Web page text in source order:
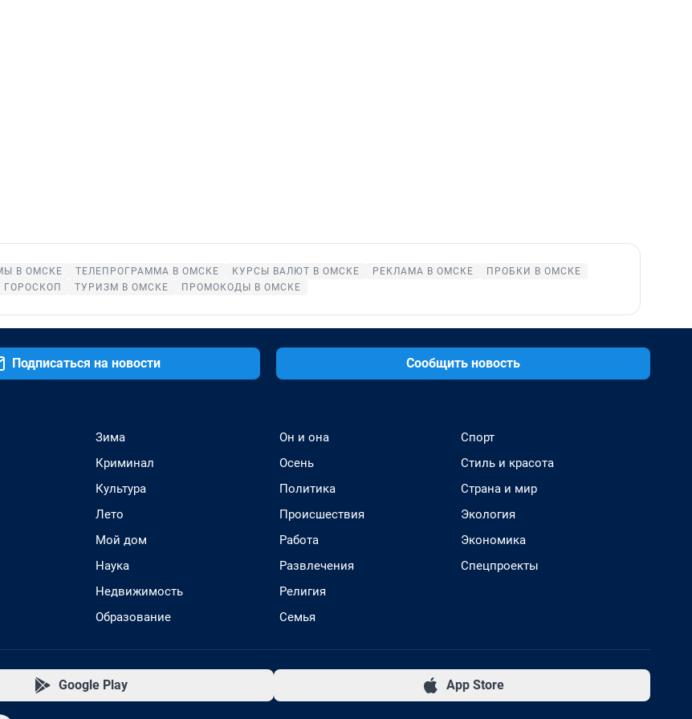
В ОМСКЕ ТЕЛЕПРОГРАММА В ОМСКЕ КУРСЫ ВАЛЮТ В ОМСКЕ РЕКЛАМА В ОМСКЕ
ПРОБКИ В ОМСКЕ
ГОРОСКОП
ТУРИЗМ В ОМСКЕ ПРОМОКОДЫ В ОМСКЕ
Подписаться на новости Сообщить новость
Зима
Криминал
Культура
Лето
Мой дом
Наука
Недвижимость
Образование
Он и она
Осень
Политика
Происшествия
Работа
Развлечения
Религия
Семья
Спорт
Стиль и красота
Страна и мир
Экология
Экономика
Спецпроекты
Google Play App Store